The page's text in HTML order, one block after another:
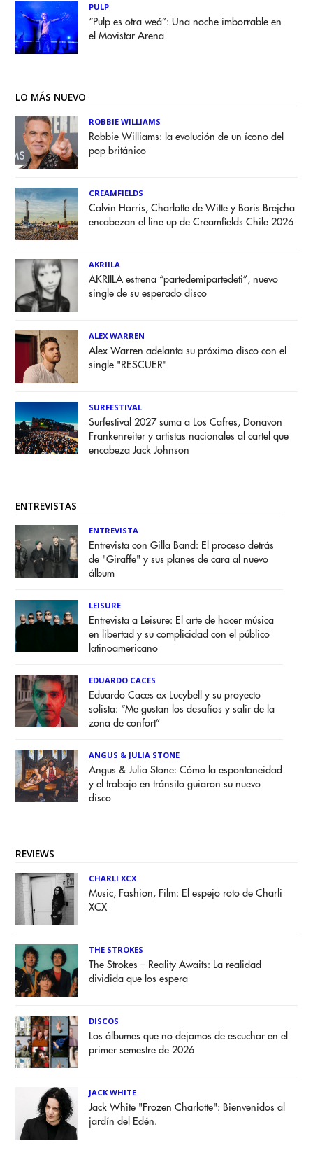
PULP
“Pulp es otra weá”: Una noche imborrable en
el Movistar Arena
LO MÁS NUEVO
ROBBIE WILLIAMS
Robbie Williams: la evolución de un ícono del
pop británico
CREAMFIELDS
Calvin Harris, Charlotte de Witte y Boris Brejcha
encabezan el line up de Creamfields Chile 2026
AKRIILA
AKRIILA estrena “partedemipartedeti”, nuevo
single de su esperado disco
ALEX WARREN
Alex Warren adelanta su próximo disco con el
single "RESCUER"
SURFESTIVAL
Surfestival 2027 suma a Los Cafres, Donavon
Frankenreiter y artistas nacionales al cartel que
encabeza Jack Johnson
ENTREVISTAS
ENTREVISTA
Entrevista con Gilla Band: El proceso detrás
de "Giraffe" y sus planes de cara al nuevo
álbum
LEISURE
Entrevista a Leisure: El arte de hacer música
en libertad y su complicidad con el público
latinoamericano
EDUARDO CACES
Eduardo Caces ex Lucybell y su proyecto
solista: “Me gustan los desafíos y salir de la
zona de confort”
ANGUS & JULIA STONE
Angus & Julia Stone: Cómo la espontaneidad
y el trabajo en tránsito guiaron su nuevo
disco
REVIEWS
CHARLI XCX
Music, Fashion, Film: El espejo roto de Charli
XCX
THE STROKES
The Strokes – Reality Awaits: La realidad
dividida que los espera
DISCOS
Los álbumes que no dejamos de escuchar en el
primer semestre de 2026
JACK WHITE
Jack White "Frozen Charlotte": Bienvenidos al
jardín del Edén.